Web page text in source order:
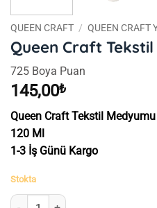
QUEEN CRAFT / QUEEN CRAFT
Queen Craft
725 Boya Puan
145,00₺
Queen Craft Tekstil Medyumu
120 Ml
1-3 İş Günü Kargo
Stokta
Queen Craft Tekstil Medyumu adet